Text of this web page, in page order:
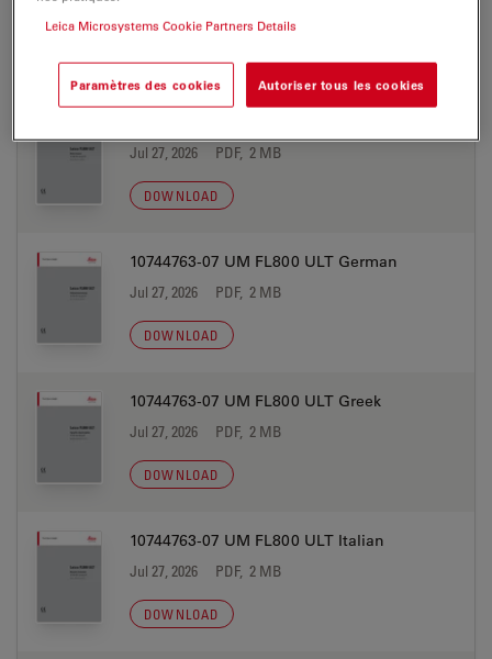
Jul 27, 2026 PDF, 2 MB
DOWNLOAD
10744763-07 UM FL800 ULT German
Jul 27, 2026 PDF, 2 MB
DOWNLOAD
10744763-07 UM FL800 ULT Greek
Jul 27, 2026 PDF, 2 MB
DOWNLOAD
10744763-07 UM FL800 ULT Italian
Jul 27, 2026 PDF, 2 MB
DOWNLOAD
Leica Microsystems Cookie Partners Details
Paramètres des cookies Autoriser tous les cookies